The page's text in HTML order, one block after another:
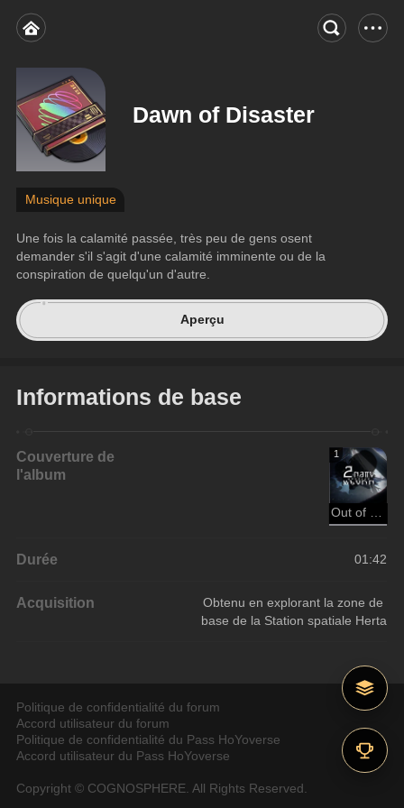
Dawn of Disaster
Musique unique
Une fois la calamité passée, très peu de gens osent
demander s'il s'agit d'une calamité imminente ou de la
conspiration de quelqu'un d'autre.
Aperçu
Informations de base
Couverture de
l'album
1
Out of Control
Durée 01:42
Acquisition
Obtenu en explorant la zone de
base de la Station spatiale Herta
Politique de confidentialité du forum
Accord utilisateur du forum
Politique de confidentialité du Pass HoYoverse
Accord utilisateur du Pass HoYoverse
Copyright © COGNOSPHERE. All Rights Reserved.